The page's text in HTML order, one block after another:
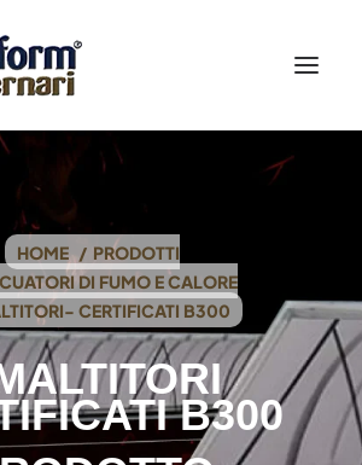
HOME
PRODOTTI
DI FUMO E CALORE
CERTIFICATI B300
B300